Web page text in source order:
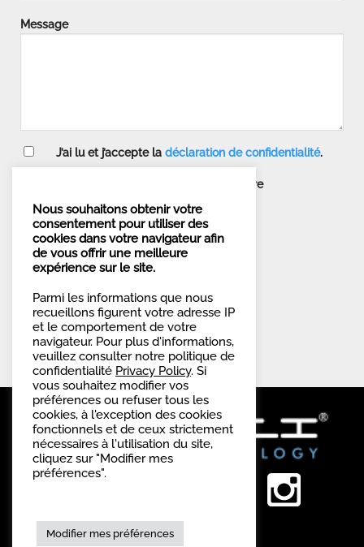
Message
J’ai lu et j’accepte ladéclaration de confidentialité.
Je ne souhaite pas m’inscrire à la lettre
d’informations.
Nous souhaitons obtenir votre
consentement pour utiliser des
cookies dans votre navigateur afin
de vous offrir une meilleure
expérience sur le site.
Parmi les informations que nous
recueillons figurent votre adresse IP
et le comportement de votre
navigateur. Pour plus d'informations,
veuillez consulter notre politique de
confidentialité Privacy Policy. Si
vous souhaitez modifier vos
préférences ou refuser tous les
cookies, à l'exception des cookies
fonctionnels et de ceux strictement
nécessaires à l'utilisation du site,
cliquez sur "Modifier mes
préférences".
Modifier mes préférences